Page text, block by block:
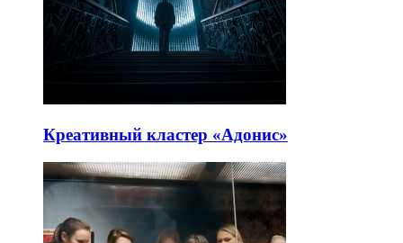
Креативный кластер «Адонис»